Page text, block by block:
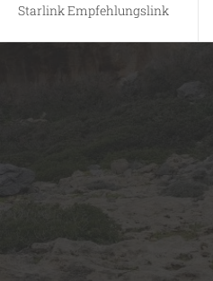
Starlink Empfehlungslink